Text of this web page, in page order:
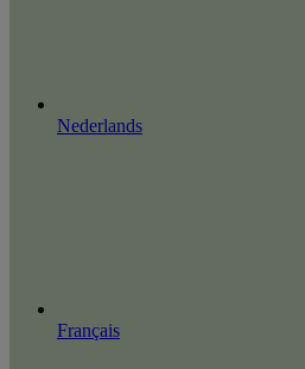
Nederlands
Français